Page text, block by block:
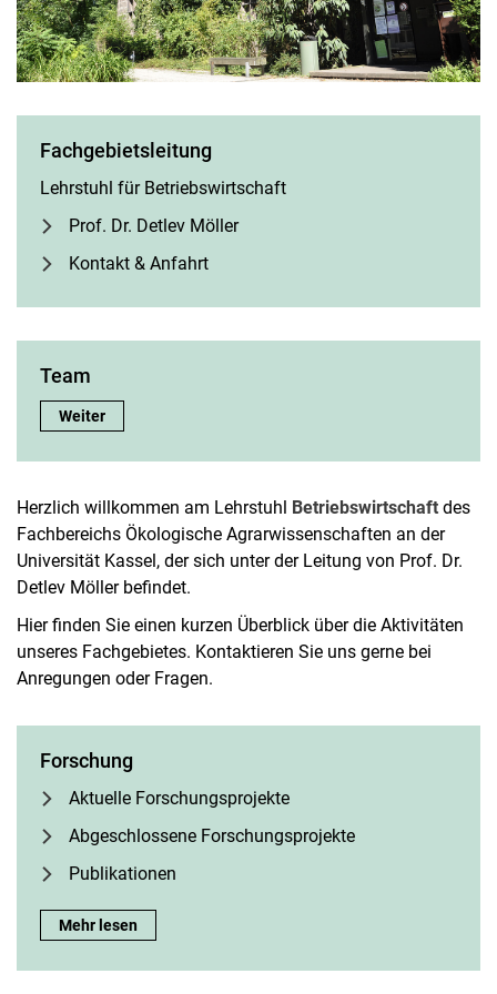
Fach­ge­biets­lei­tung
Lehrstuhl für Betriebswirtschaft
Prof. Dr. Detlev Möller
Kontakt & Anfahrt
Team
Team:
Weiter
Herzlich willkommen am Lehrstuhl Betriebswirtschaft des
Fachbereichs Ökologische Agrarwissenschaften an der
Universität Kassel, der sich unter der Leitung von Prof. Dr.
Detlev Möller befindet.
Hier finden Sie einen kurzen Überblick über die Aktivitäten
unseres Fachgebietes. Kontaktieren Sie uns gerne bei
Anregungen oder Fragen.
Forschung
Ak­tu­el­le For­schungs­pro­jek­te
Ab­ge­schlos­se­ne For­schungs­pro­jek­te
Publikationen
Forschung:
Mehr lesen